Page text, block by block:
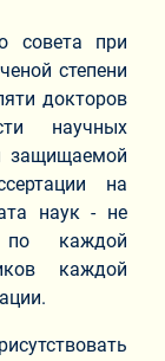
совета при
степени
докторов
научных
защищаемой
на
наук - не
каждой
каждой